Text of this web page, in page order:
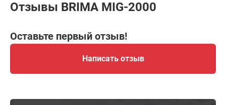
Отзывы BRIMA MIG-2000
Оставьте первый отзыв!
Написать отзыв